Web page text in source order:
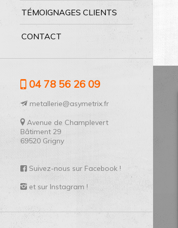
TÉMOIGNAGES CLIENTS
CONTACT
04 78 56 26 09
metallerie@asymetrix.fr
Avenue de Champlevert
Bâtiment 29
69520 Grigny
Suivez-nous sur Facebook !
et sur Instagram !